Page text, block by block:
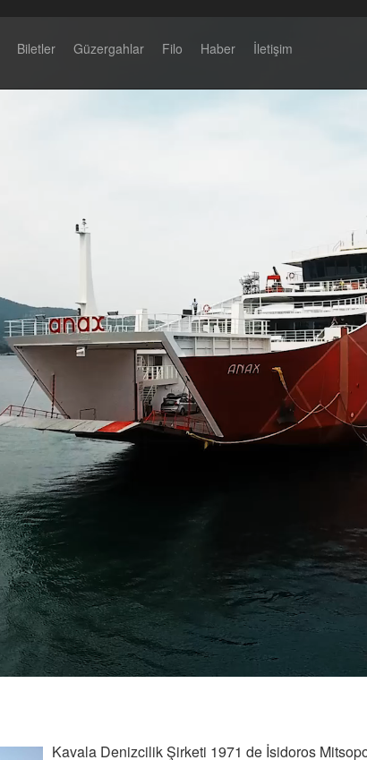
Biletler Güzergahlar Filo Haber İletişim
Kavala Denizcilik Şirketi 1971 de İsidoros